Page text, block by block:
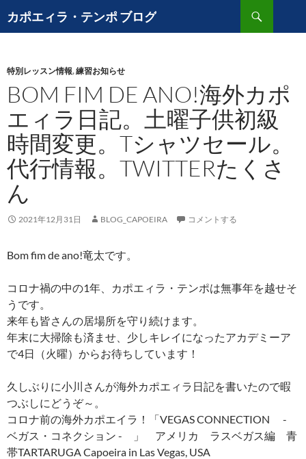
ン
ツ
へ
ス
キ
ッ
プ
カポエィラ・テンポ ブログ
索
特別レッスン情報,練習お知らせ
BOM FIM DE ANO!海外カポ
エィラ日記。土曜子供初級
時間変更。Tシャツセール。
代行情報。TWITTERたくさ
ん
2021年12月31日 BLOG_CAPOEIRA コメントする
Bom fim de ano!竜太です。
コロナ禍の中の1年、カポエィラ・テンポは無事年を越せそ
うです。
来年も皆さんの居場所を守り続けます。
年末に大掃除も済ませ、少しキレイになったアカデミーア
で4日（火曜）からお待ちしています！
久しぶりに小川さんが海外カポエィラ日記を書いたので暇
つぶしにどうぞ～。
コロナ前の海外カポエイラ！「VEGAS CONNECTION -
ベガス・コネクション - 」 アメリカ ラスベガス編 青
帯TARTARUGA Capoeira in Las Vegas, USA